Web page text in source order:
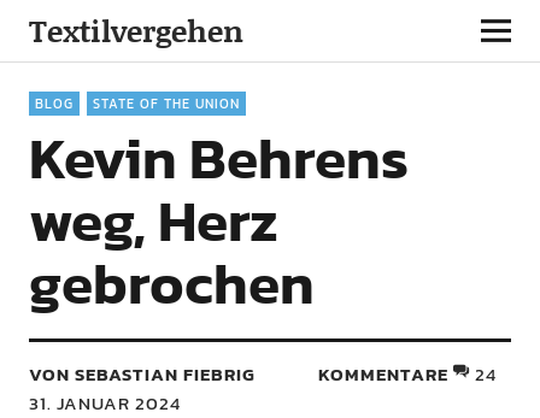
Textilvergehen
BLOG STATE OF THE UNION
Kevin Behrens
weg, Herz
gebrochen
VON SEBASTIAN FIEBRIG
31. JANUAR 2024
KOMMENTARE 24